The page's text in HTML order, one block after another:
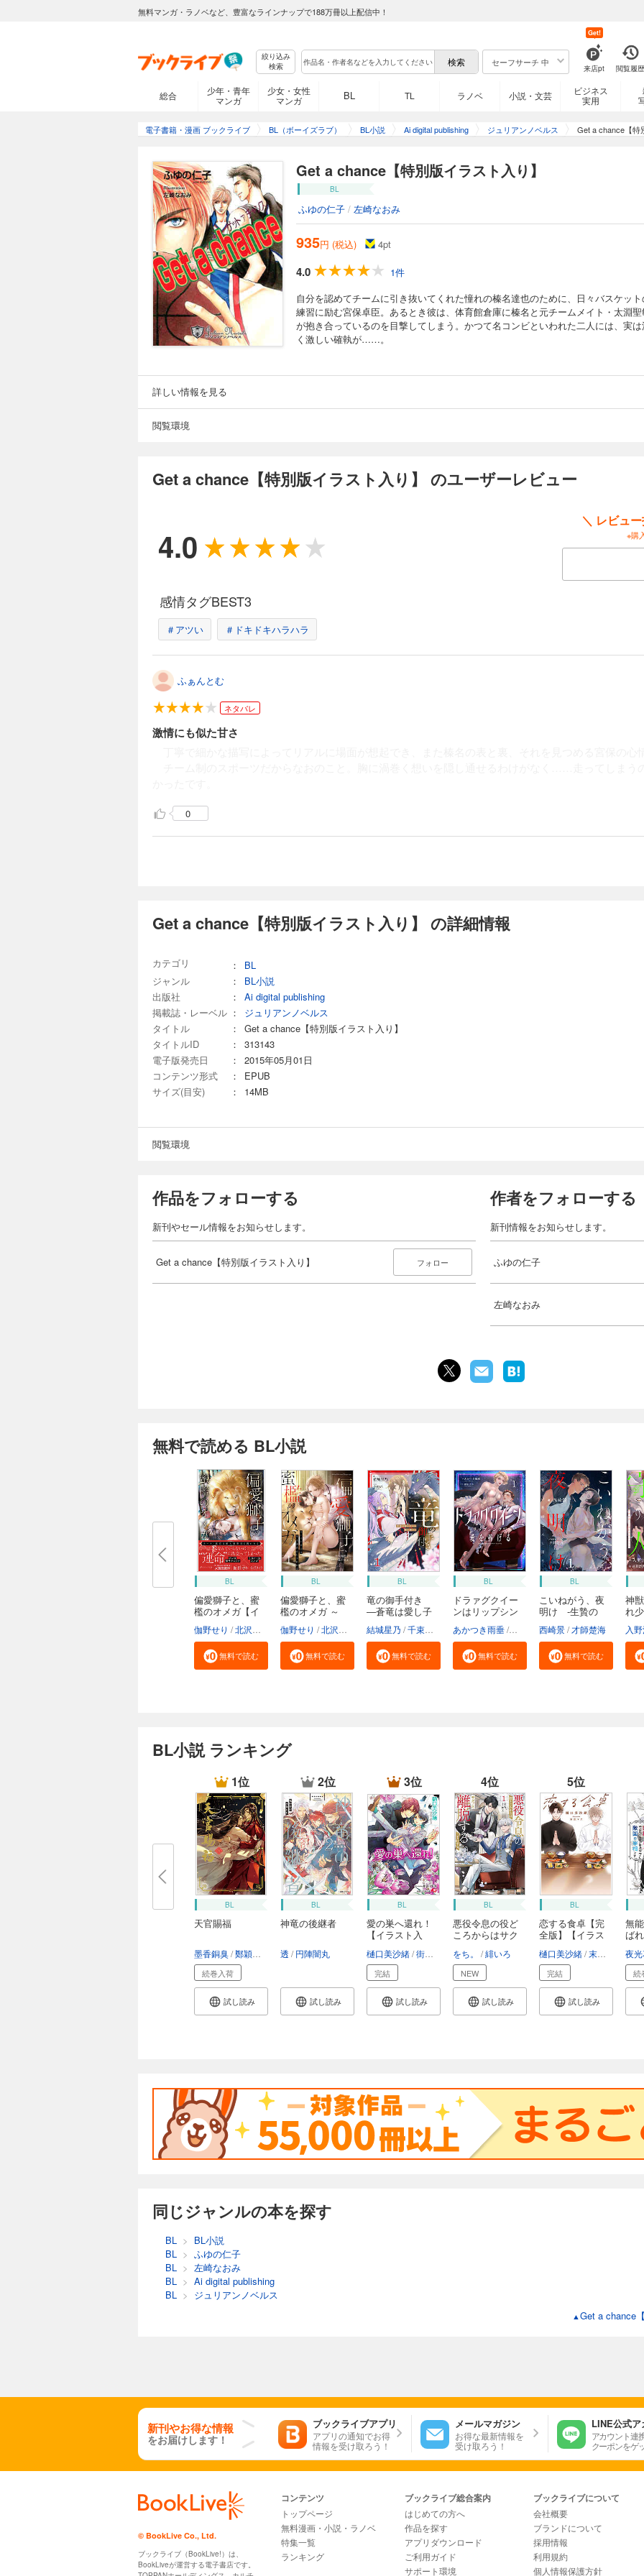
無料マンガ・ラノベなど、豊富なラインナップで188万冊以上配信中！
絞り込み
検索
セーフサーチ 中
来店pt
Get!
閲覧履歴
総合
少年・青年
マンガ
少女・女性
マンガ
BL TL ラノベ 小説・文芸
ビジネス
実用
電子書籍・漫画 ブックライブ BL（ボーイズラブ） BL小説 Ai digital publishing ジュリアンノベルス Get a chance【特
Get a chance【特別版イラスト入り】
BL
ふゆの仁子 / 左崎なおみ
935円 (税込) 4pt
4.0
1件
自分を認めてチームに引き抜いてくれた憧れの榛名達也のために、日々バスケッ
練習に励む宮保卓臣。あるとき彼は、体育館倉庫に榛名と元チームメイト・太淵
が抱き合っているのを目撃してしまう。かつて名コンビといわれた二人には、実
く激しい確執が……。
詳しい情報を見る
閲覧環境
Get a chance【特別版イラスト入り】 のユーザーレビュー
4.0
＼ レビュ
※購
感情タグBEST3
＃アツい ＃ドキドキハラハラ
ふぁんとむ
ネタバレ
激情にも似た甘さ
0
Get a chance【特別版イラスト入り】 の詳細情報
カテゴリ ：
BL
ジャンル
：
BL小説
出版社
：
Ai digital publishing
掲載誌・レーベル ：
ジュリアンノベルス
タイトル
：
Get a chance【特別版イラスト入り】
タイトルID
：
313143
電子版発売日
：
2015年05月01日
コンテンツ形式
：
EPUB
サイズ(目安)
： 14MB
閲覧環境
作品をフォローする
新刊やセール情報をお知らせします。
Get a chance【特別版イラスト入り】 フォロー
作者をフォローする
新刊情報をお知らせします。
ふゆの仁子
左崎なおみ
無料で読める BL小説
BL
偏愛獅子と、蜜
檻のオメガ【イ
伽野せり 北沢きょう
無料で読む
BL
偏愛獅子と、蜜
檻のオメガ ～
伽野せり 北沢きょう
無料で読む
BL
竜の御手付き
―蒼竜は愛し子
結城星乃 千束るち
無料で読む
BL
ドラァグクイー
ンはリップシン
あかつき雨垂 鹿島こたる
無料で読む
BL
こいねがう、夜
明け -生贄の
西崎景 才師楚海
無料で読む
神
れ
入
BL小説 ランキング
1位
BL
天官賜福
墨香銅臭 鄭穎馨 日出的小太陽
続巻入荷
試し読み
2位
BL
神竜の後継者
透 円陣闇丸
試し読み
3位
BL
愛の巣へ還れ！
【イラスト入
樋口美沙緒 街子マドカ
完結
試し読み
4位
BL
悪役令息の役ど
ころからはサク
をち。 緋いろ
NEW
試し読み
5位
BL
恋する食卓【完
全版】【イラス
樋口美沙緒 末広マチ
完結
試し読み
無
ば
夜
続
同じジャンルの本を探す
BL > BL小説
BL
> ふゆの仁子
BL
> 左崎なおみ
BL
> Ai digital publishing
BL
> ジュリアンノベルス
▲Get a chance
新刊やお得な情報
をお届けします！
ブックライブアプリ
アプリの通知でお得
情報を受け取ろう！
メールマガジン
お得な最新情報を
受け取ろう！
LINE公式ア
アカウント連
クーポンをゲ
© BookLive Co., Ltd.
ブックライブ（BookLive!）は、
BookLiveが運営する電子書店です。
コンテンツ
トップページ
無料漫画・小説・ラノベ
特集一覧
ランキング
ブックライブ総合案内
はじめての方へ
作品を探す
アプリダウンロード
ご利用ガイド
サポート環境
ブックライブについて
会社概要
ブランドについて
採用情報
利用規約
個人情報保護方針